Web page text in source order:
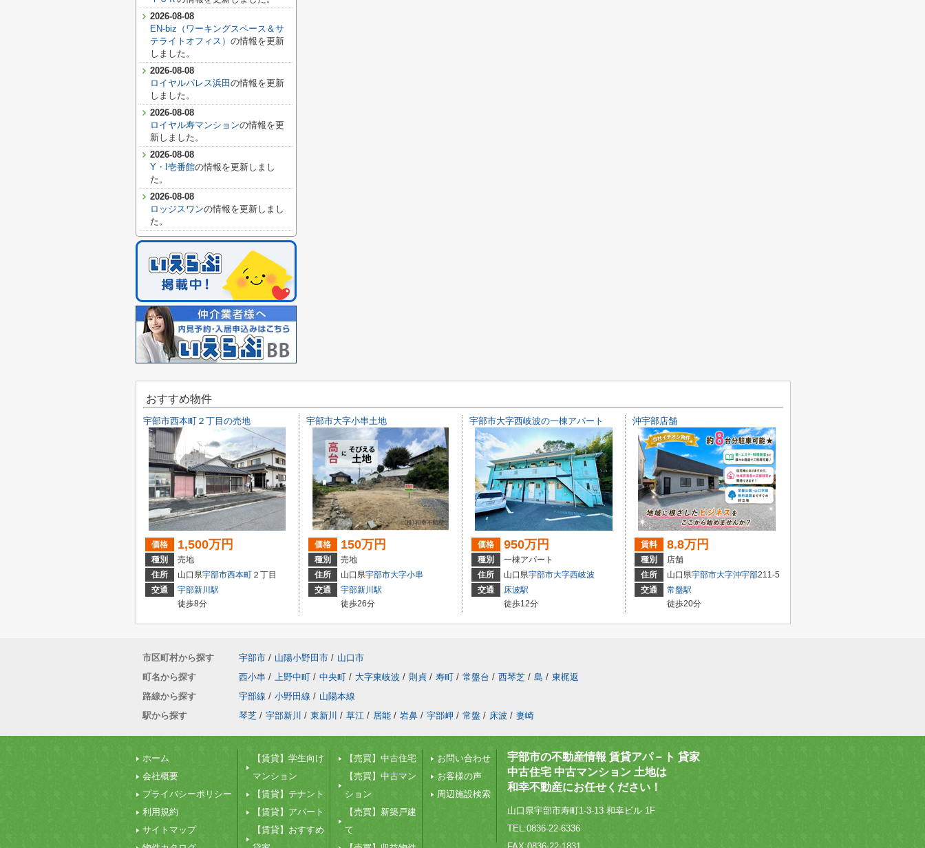
2026-08-08
EN-biz（ワーキングスペース＆サ
テライトオフィス） の情報を更新
しました。
2026-08-08
ロイヤルパレス浜田 の情報を更新
しました。
2026-08-08
ロイヤル寿マンションの情報を更
新しました。
2026-08-08
Y・I壱番館の情報を更新しまし
た。
2026-08-08
ロッジスワンの情報を更新しまし
た。
おすすめ物件
宇部市西本町２丁目の売地
価格 1,500万円
種別
売地
住所
山口県宇部市西本町 ２丁目
交通
宇部新川駅
徒歩8分
宇部市大字小串土地
価格 150万円
種別
売地
住所
山口県宇部市大字小串
交通
宇部新川駅
徒歩26分
宇部市大字西岐波の一棟アパート
価格 950万円
種別
一棟アパート
住所
山口県宇部市大字西岐波
交通
床波駅
徒歩12分
沖宇部店舗
賃料 8.8万円
種別
店舗
住所
山口県宇部市大字沖宇部211-5
交通
常盤駅
徒歩20分
市区町村から探す 宇部市 / 山陽小野田市 / 山口市
町名から探す
西小串 / 上野中町 / 中央町 / 大字東岐波 / 則貞 / 寿町 / 常盤台 / 西琴芝 / 島 / 東梶返
路線から探す
宇部線 / 小野田線 / 山陽本線
駅から探す
琴芝 / 宇部新川 / 東新川 / 草江 / 居能 / 岩鼻 / 宇部岬 / 常盤 / 床波 / 妻崎
ホーム
会社概要
プライバシーポリシー
利用規約
サイトマップ
【賃貸】学生向け
マンション
【賃貸】テナント
【賃貸】アパート
【賃貸】おすすめ
【売買】中古住宅
【売買】中古マン
ション
【売買】新築戸建
て
お問い合わせ
お客様の声
周辺施設検索
宇部市の不動産情報 賃貸アパ－ト 貸家
中古住宅 中古マンション 土地は
和幸不動産にお任せください！
山口県宇部市寿町1-3-13 和幸ビル 1F
TEL:0836-22-6336